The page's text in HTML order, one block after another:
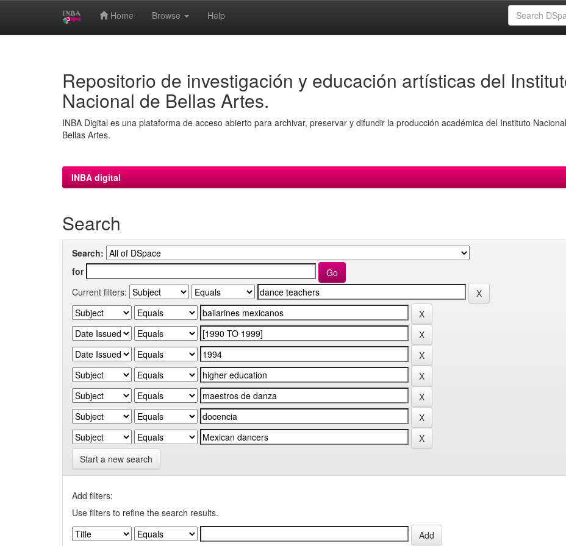
Home Browse Help
Repositorio de investigación y educación artísticas del
Nacional de Bellas Artes.
INBA Digital es una plataforma de acceso abierto para archivar, preservar y difundir la producción académica del Instituto
Bellas Artes.
INBA digital
Search
Search:
for
Current filters:
Start a new search
Add filters:
Use filters to refine the search results.